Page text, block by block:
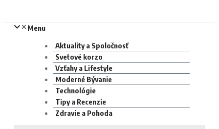
Menu
Aktuality a Spoločnosť
Svetové korzo
Vzťahy a Lifestyle
Moderné Bývanie
Technológie
Tipy a Recenzie
Zdravie a Pohoda